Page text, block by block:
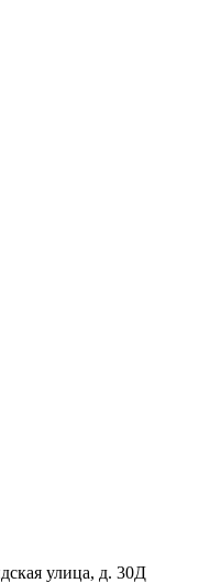
улица, д. 30Д